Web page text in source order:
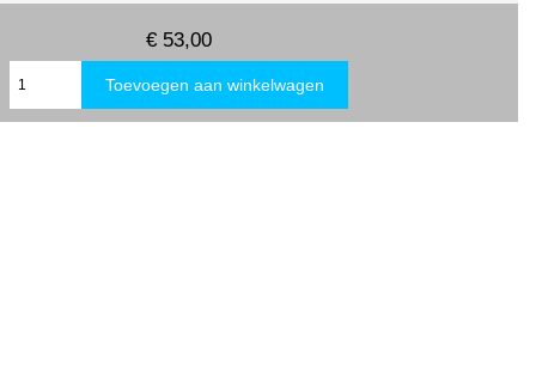
€ 53,00